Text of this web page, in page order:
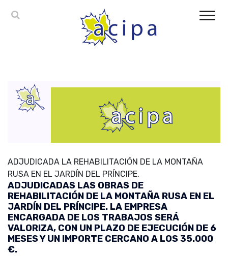
ADJUDICADA LA REHABILITACIÓN DE LA MONTAÑA
RUSA EN EL JARDÍN DEL PRÍNCIPE.
ADJUDICADAS LAS OBRAS DE
REHABILITACIÓN DE LA MONTAÑA RUSA EN EL
JARDÍN DEL PRÍNCIPE. LA EMPRESA
ENCARGADA DE LOS TRABAJOS SERÁ
VALORIZA, CON UN PLAZO DE EJECUCIÓN DE 6
MESES Y UN IMPORTE CERCANO A LOS 35.000
€.